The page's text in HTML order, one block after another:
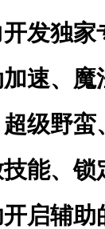
发独
速、
级野
能、
开启辅